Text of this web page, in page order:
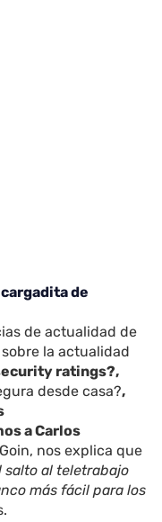
de
de actualidad de
la actualidad
ratings?,
desde casa?,
a Carlos
nos explica que
salto al teletrabajo
más fácil para los